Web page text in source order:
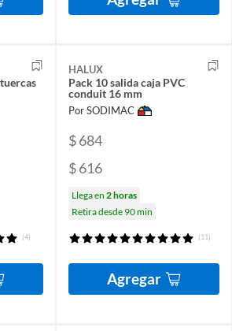
(4)
HALUX
Pack 10 salida caja PVC
conduit 16 mm
Por SODIMAC
$ 684
$ 616
Llega en 2 horas
Retira desde 90 min
(11)
Agregar